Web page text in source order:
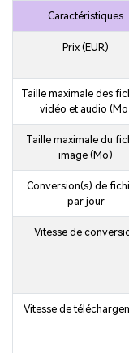
Caractéristiques
Prix (EUR)
Taille maximale des
vidéo et audio
Taille maximale du
image (Mo)
Conversion(s) de
par jour
Vitesse de
Vitesse de